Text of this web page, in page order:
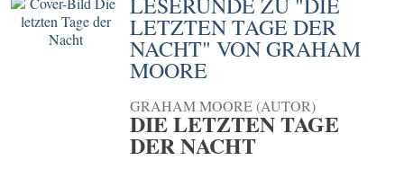
LETZTEN TAGE DER
NACHT" VON GRAHAM
MOORE
GRAHAM MOORE (AUTOR)
DIE LETZTEN TAGE
DER NACHT